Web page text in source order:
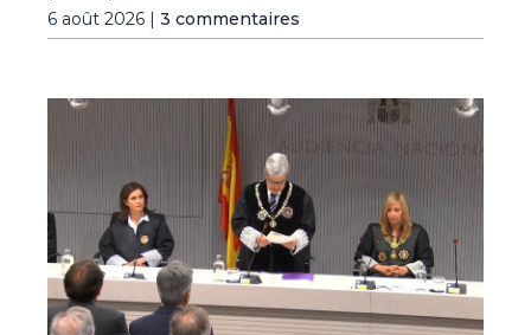
6 août 2026 | 3 commentaires